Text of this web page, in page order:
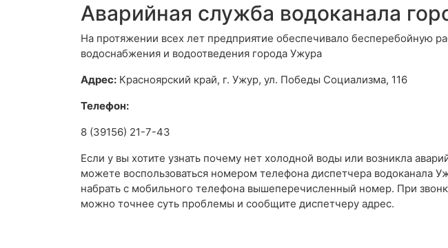
Аварийная служба водоканала
На протяжении всех лет предприятие обеспечивало бесперебойную
водоснабжения и водоотведения города Ужура
Адрес: Красноярский край, г. Ужур, ул. Победы Социализма, 116
Телефон:
8 (39156) 21-7-43
Если у вы хотите узнать почему нет холодной воды или возникла
можете воспользоваться номером телефона диспетчера водоканала
набрать с мобильного телефона вышеперечисленный номер. При
можно точнее суть проблемы и сообщите диспетчеру адрес.